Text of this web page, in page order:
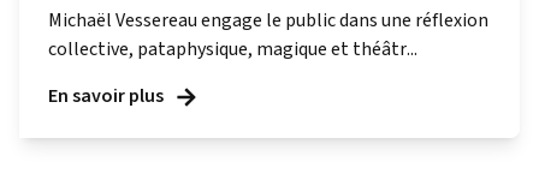
Michaël Vessereau engage le public dans une réflexion
collective, pataphysique, magique et théâtr...
En savoir plus